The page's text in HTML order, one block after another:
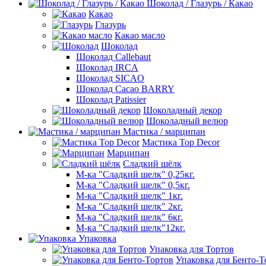
Шоколад / Глазурь / Какао
Какао
Глазурь
Какао масло
Шоколад
Шоколад Callebaut
Шоколад IRCA
Шоколад SICAO
Шоколад Cacao BARRY
Шоколад Patissier
Шоколадный декор
Шоколадный велюр
Мастика / марципан
Мастика Top Decor
Марципан
Сладкий шёлк
М-ка "Сладкий шелк" 0,25кг.
М-ка "Сладкий шелк" 0,5кг.
М-ка "Сладкий шелк" 1кг.
М-ка "Сладкий шелк" 2кг.
М-ка "Сладкий шелк" 6кг.
М-ка "Сладкий шелк"12кг.
Упаковка
Упаковка для Тортов
Упаковка для Бенто-